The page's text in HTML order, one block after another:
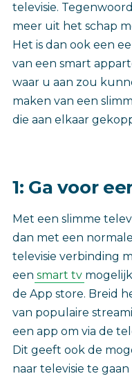
televisie.
meer uit het schap
Het is dan ook een
van een smart
waar u aan zou
maken van een
die aan elkaar
1: Ga voor
Met een slimme
dan met een
televisie verbinding
een smart tv
de App store. Breid
van populaire
een app om via de
Dit geeft ook de
naar televisie te